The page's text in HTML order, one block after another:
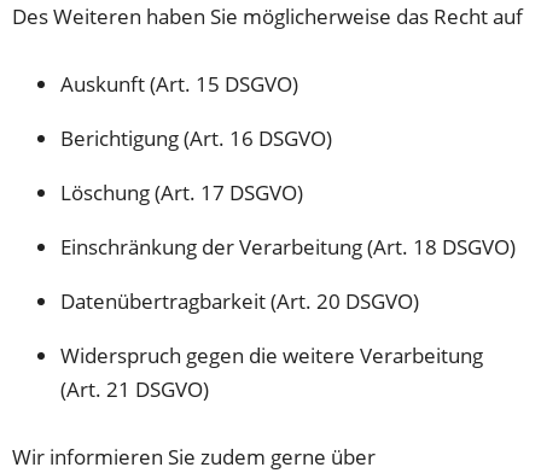
Des Weiteren haben Sie möglicherweise das Recht auf
Auskunft (Art. 15 DSGVO)
Berichtigung (Art. 16 DSGVO)
Löschung (Art. 17 DSGVO)
Einschränkung der Verarbeitung (Art. 18 DSGVO)
Datenübertragbarkeit (Art. 20 DSGVO)
Widerspruch gegen die weitere Verarbeitung
(Art. 21 DSGVO)
Wir informieren Sie zudem gerne über